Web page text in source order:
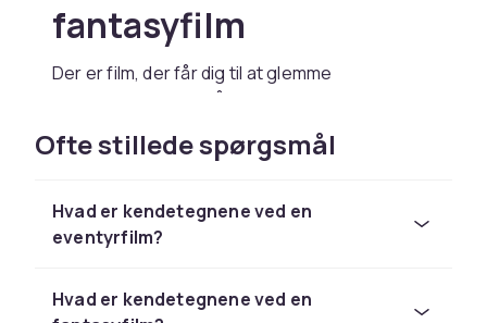
fantasyfilm
Der er film, der får dig til at glemme
virkeligheden – og så er der eventyr- og
Verdenerne er bygget fra bunden, fyldt med
glemme. De inviterer dig til at undslippe
virkeligheden – på den bedst mulige måde.
rejse uden at forlade deres sofa.
Ofte stillede spørgsmål
Hvad er kendetegnene ved en
eventyrfilm?
Hvad er kendetegnene ved en